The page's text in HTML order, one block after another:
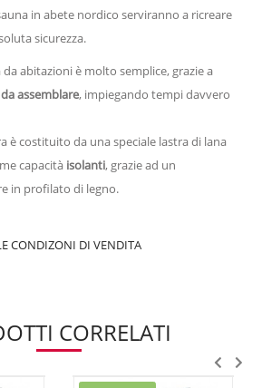
in abete nordico serviranno a ricreare
sicurezza.
abitazioni è molto semplice, grazie a
assemblare, impiegando tempi davvero
è costituito da una speciale lastra di lana
capacità isolanti, grazie ad un
in profilato di legno.
CONDIZONI DI VENDITA
CORRELATI